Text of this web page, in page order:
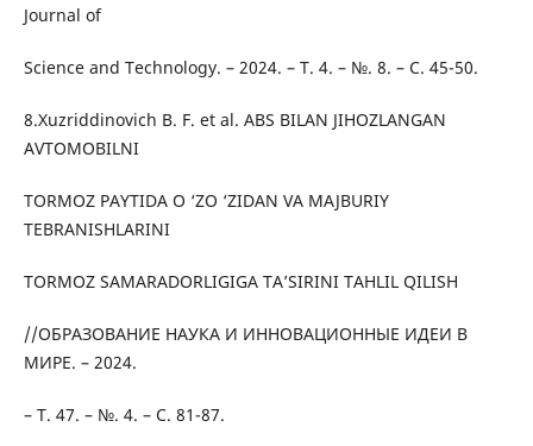
Journal of
Science and Technology. – 2024. – Т. 4. – №. 8. – С. 45-50.
8.Xuzriddinovich B. F. et al. ABS BILAN JIHOZLANGAN
AVTOMOBILNI
TORMOZ PAYTIDA O ‘ZO ‘ZIDAN VA MAJBURIY
TEBRANISHLARINI
TORMOZ SAMARADORLIGIGA TA’SIRINI TAHLIL QILISH
//ОБРАЗОВАНИЕ НАУКА И ИННОВАЦИОННЫЕ ИДЕИ В
МИРЕ. – 2024.
– Т. 47. – №. 4. – С. 81-87.